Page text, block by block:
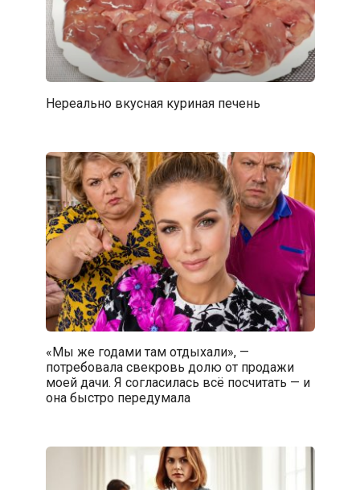
Нереально вкусная куриная печень
«Мы же годами там отдыхали», —
потребовала свекровь долю от продажи
моей дачи. Я согласилась всё посчитать — и
она быстро передумала